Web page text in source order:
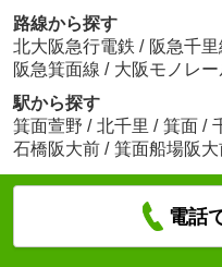
路線から探す
北大阪急行電鉄 / 阪急千里
阪急箕面線 / 大阪モノレ
駅から探す
箕面萱野 / 北千里 / 箕面 /
石橋阪大前 / 箕面船場阪大
電話